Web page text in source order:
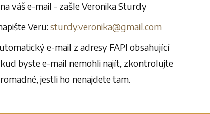
váš e-mail - zašle Veronika Sturdy
Veru: sturdy.veronika@gmail.com
e-mail z adresy FAPI obsahující
byste e-mail nemohli najít, zkontrolujte
jestli ho nenajdete tam.